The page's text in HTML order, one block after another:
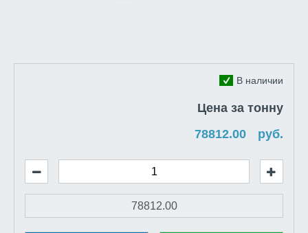
В наличии
Цена за тонну
руб.